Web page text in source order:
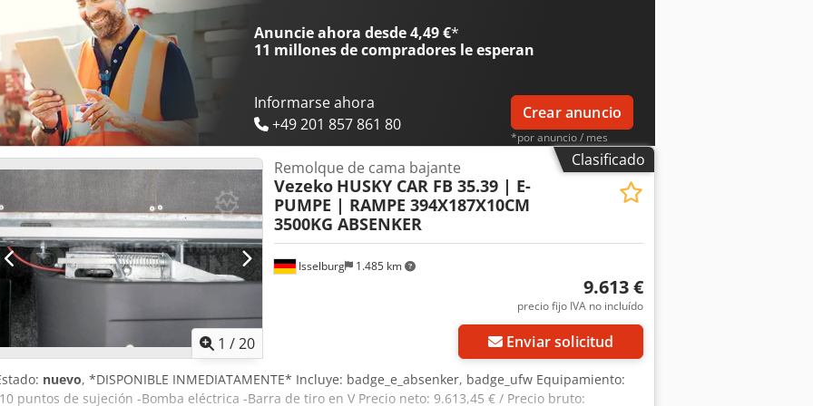
con la compra de un vehículo. Simplemente comuníquenos sus deseos y sugerencias, y nosotros nos
encargaremos. Entre otras cosas, podemos ofrecerle los siguientes servicios con un costo adicional:----
Aceptación de su vehículo antiguo. Inspección técnica/ITV Gestión completa de la exportación.
de financiación. Solicitud de matrículas de exportación. Transporte de vehículos. Registro de
Rescate y transporte de vehículos. Cedpfx Ajyvnwijdyjrf ----¿Su equipo VTS?
Anuncie ahora desde 4,49 €*
11 millones de compradores le esperan
Informarse ahora
+49 201 857 861 80
Crear anuncio
*por anuncio / mes
Clasificado
1 /20
Isselburg 1.485 km
Remolque de cama bajante
Vezeko HUSKY CAR FB 35.39 | E-
PUMPE | RAMPE 394X187X10CM
3500KG ABSENKER
9.613 €
precio fijo IVA no incluído
Enviar solicitud
nuevo, *DISPONIBLE INMEDIATAMENTE* Incluye: badge_e_absenker, badge_ufw Equipamiento:
puntos de sujeción -Bomba eléctrica -Barra de tiro en V Precio neto: 9.613,45 € / Precio bruto: